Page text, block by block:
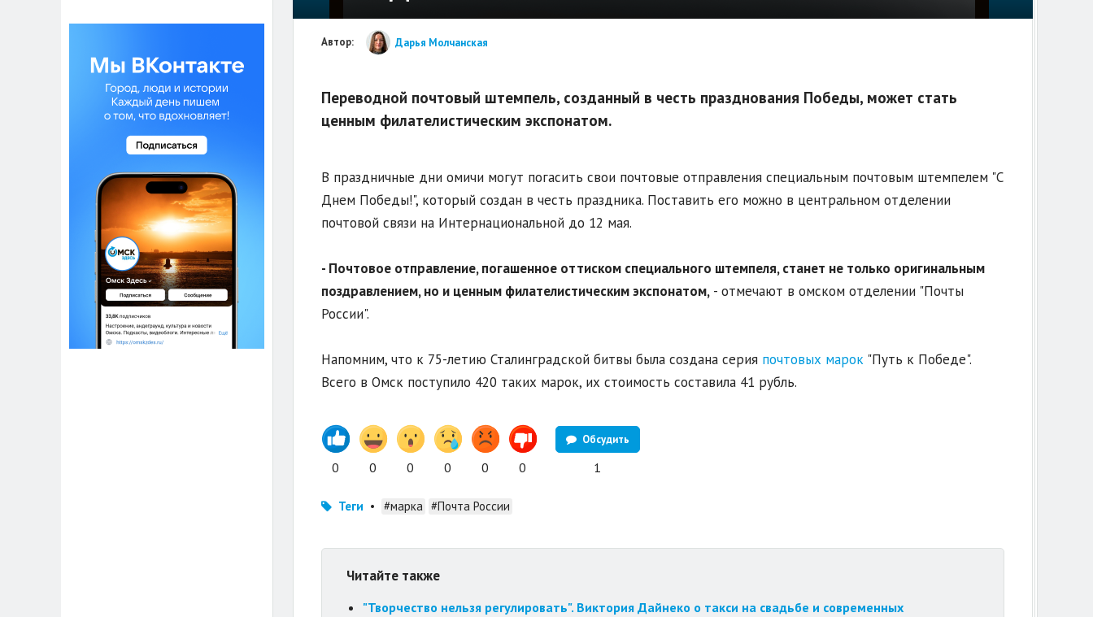
Автор: Дарья Молчанская
Переводной почтовый штемпель, созданный в честь празднования Победы, может стать
ценным филателистическим экспонатом.
В праздничные дни омичи могут погасить свои почтовые отправления специальным почтовым штемпелем "С
Днем Победы!", который создан в честь праздника. Поставить его можно в центральном отделении
почтовой связи на Интернациональной до 12 мая.
- Почтовое отправление, погашенное оттиском специального штемпеля, станет не только оригинальным
поздравлением, но и ценным филателистическим экспонатом,- отмечают в омском отделении "Почты
России".
Напомним, что к 75-летию Сталинградской битвы была создана серия почтовых марок"Путь к Победе".
Всего в Омск поступило 420 таких марок, их стоимость составила 41 рубль.
0 0 0 0 0 0
Обсудить
1
Теги • #марка #Почта России
Читайте также
"Творчество нельзя регулировать". Виктория Дайнеко о такси на свадьбе и современных